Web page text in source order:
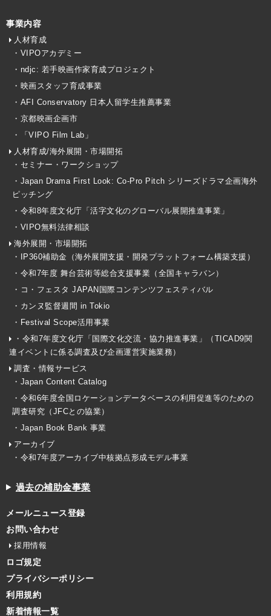
事業内容
人材育成
・VIPOアカデミー
・ndjc: 若手映画作家育成プロジェクト
・映画スタッフ育成事業
・AFI Conservatory 日本人留学生推薦事業
・京都映画企画市
・「VIPO Film Lab」
人材育成/海外展開・市場開拓
・セミナー・ワークショップ
・Japan Drama First Look: Co-Pro Pitch シリーズドラマ企画海外
ピッチング
・令和8年度文化庁「活字文化のグローバル展開推進事業」
・VIPO無料法律相談
海外展開・市場開拓
・IP360補助金（海外展開支援・開発プラットフォーム構築支援）
・令和7年度 舞台芸術等総合支援事業（全国キャラバン）
・コ・フェスタ JAPAN国際コンテンツフェスティバル
・カンヌ監督週間 in Tokio
・Festival Scope活用事業
・令和7年度文化庁「国際文化交流・協力推進事業」（TICAD9関
連イベントに係る調査及び企画運営実施業務）
調査・情報サービス
・Japan Content Catalog
・令和6年度全国ロケーションデータベースの利用促進等のための
調査研究（JFCとの協業）
・Japan Book Bank 事業
アーカイブ
・令和7年度アーカイブ中核拠点形成モデル事業
過去の補助金事業
メールニュース登録
お問い合わせ
採用情報
ロゴ規定
プライバシーポリシー
利用規約
新着情報一覧